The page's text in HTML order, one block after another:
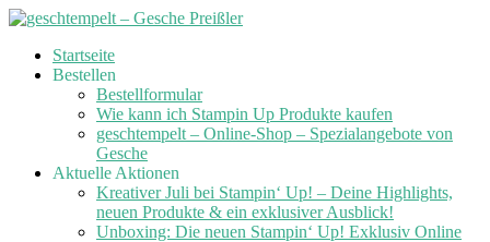
Skip
Startseite
Bestellen
Bestellformular
Wie kann ich Stampin Up Produkte kaufen
geschtempelt – Online-Shop – Spezialangebote von
Gesche
Aktuelle Aktionen
Kreativer Juli bei Stampin‘ Up! – Deine Highlights,
neuen Produkte & ein exklusiver Ausblick!
Unboxing: Die neuen Stampin‘ Up! Exklusiv Online